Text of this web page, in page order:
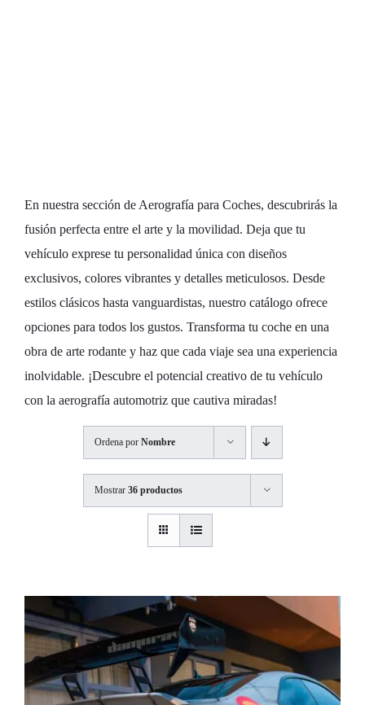
En nuestra sección de Aerografía para Coches, descubrirás la
fusión perfecta entre el arte y la movilidad. Deja que tu
vehículo exprese tu personalidad única con diseños
exclusivos, colores vibrantes y detalles meticulosos. Desde
estilos clásicos hasta vanguardistas, nuestro catálogo ofrece
opciones para todos los gustos. Transforma tu coche en una
obra de arte rodante y haz que cada viaje sea una experiencia
inolvidable. ¡Descubre el potencial creativo de tu vehículo
con la aerografía automotriz que cautiva miradas!
Ordena por Nombre
Mostrar 36 productos